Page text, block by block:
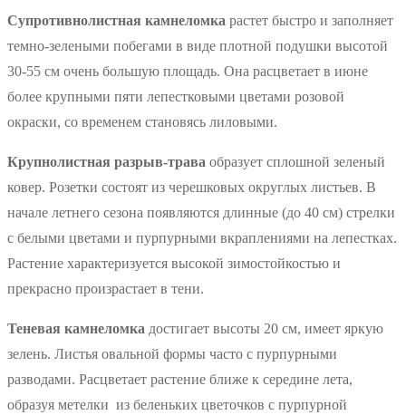
Супротивнолистная камнеломка растет быстро и заполняет
темно-зелеными побегами в виде плотной подушки высотой
30-55 см очень большую площадь. Она расцветает в июне
более крупными пяти лепестковыми цветами розовой
окраски, со временем становясь лиловыми.
Крупнолистная разрыв-трава образует сплошной зеленый
ковер. Розетки состоят из черешковых округлых листьев. В
начале летнего сезона появляются длинные (до 40 см) стрелки
с белыми цветами и пурпурными вкраплениями на лепестках.
Растение характеризуется высокой зимостойкостью и
прекрасно произрастает в тени.
Теневая камнеломка достигает высоты 20 см, имеет яркую
зелень. Листья овальной формы часто с пурпурными
разводами. Расцветает растение ближе к середине лета,
образуя метелки из беленьких цветочков с пурпурной